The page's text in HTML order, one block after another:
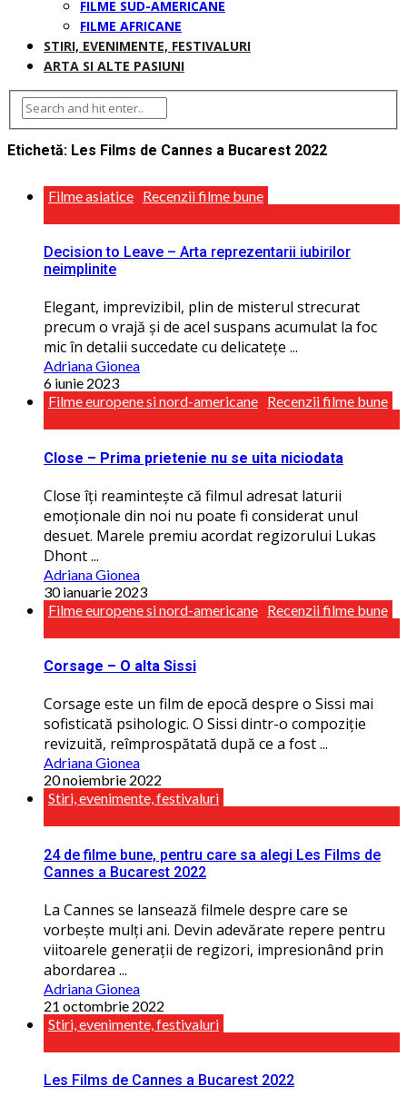
FILME SUD-AMERICANE
FILME AFRICANE
STIRI, EVENIMENTE, FESTIVALURI
ARTA SI ALTE PASIUNI
Etichetă: Les Films de Cannes a Bucarest 2022
Filme asiatice Recenzii filme bune
Decision to Leave – Arta reprezentarii iubirilor
neimplinite
Elegant, imprevizibil, plin de misterul strecurat
precum o vrajă și de acel suspans acumulat la foc
mic în detalii succedate cu delicateţe ...
Adriana Gionea
6 iunie 2023
Filme europene si nord-americane Recenzii filme bune
Close – Prima prietenie nu se uita niciodata
Close îţi reamintește că filmul adresat laturii
emoţionale din noi nu poate fi considerat unul
desuet. Marele premiu acordat regizorului Lukas
Dhont ...
Adriana Gionea
30 ianuarie 2023
Filme europene si nord-americane Recenzii filme bune
Corsage – O alta Sissi
Corsage este un film de epocă despre o Sissi mai
sofisticată psihologic. O Sissi dintr-o compoziţie
revizuită, reîmprospătată după ce a fost ...
Adriana Gionea
20 noiembrie 2022
Stiri, evenimente, festivaluri
24 de filme bune, pentru care sa alegi Les Films de
Cannes a Bucarest 2022
La Cannes se lansează filmele despre care se
vorbește mulţi ani. Devin adevărate repere pentru
viitoarele generaţii de regizori, impresionând prin
abordarea ...
Adriana Gionea
21 octombrie 2022
Stiri, evenimente, festivaluri
Les Films de Cannes a Bucarest 2022